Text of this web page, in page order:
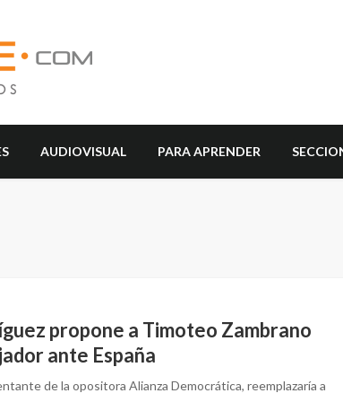
AUDIOVISUAL PARA APRENDER
propone a Timoteo Zambrano
ante España
de la opositora Alianza Democrática, reemplazaría a